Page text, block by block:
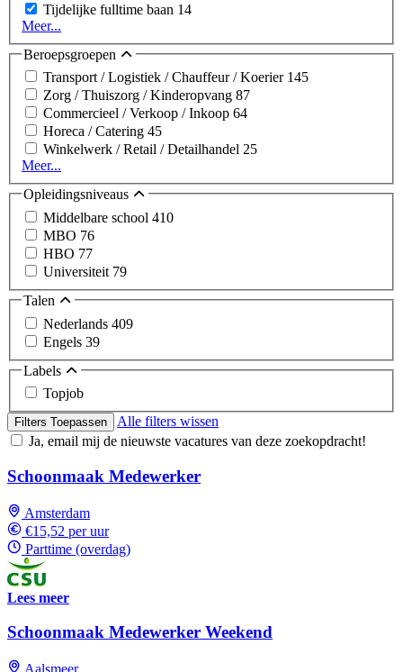
Tijdelijke fulltime baan 14
Meer...
Beroepsgroepen
Transport / Logistiek / Chauffeur / Koerier 145
Zorg / Thuiszorg / Kinderopvang 87
Commercieel / Verkoop / Inkoop 64
Horeca / Catering 45
Winkelwerk / Retail / Detailhandel 25
Meer...
Opleidingsniveaus
Middelbare school 410
MBO 76
HBO 77
Universiteit 79
Talen
Nederlands 409
Engels 39
Labels
Topjob
Filters Toepassen
Alle filters wissen
Ja, email mij de nieuwste vacatures van deze zoekopdracht!
Schoonmaak Medewerker
Amsterdam
€15,52 per uur
Parttime (overdag)
Lees meer
Schoonmaak Medewerker Weekend